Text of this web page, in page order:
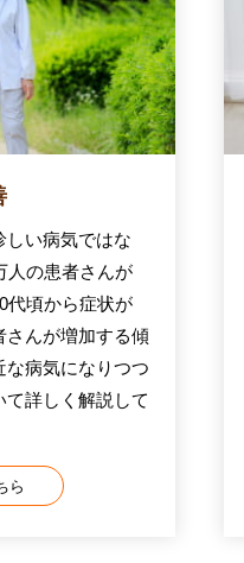
しい病気ではな
人の患者さんが
代頃から症状が
さんが増加する傾
な病気になりつつ
詳しく解説して
ら